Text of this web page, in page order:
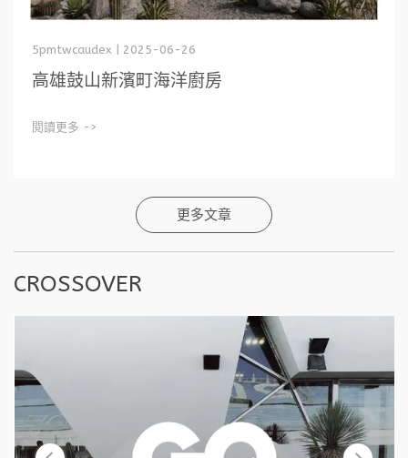
5pmtwcaudex | 2025-06-26
高雄鼓山新濱町海洋廚房
閱讀更多 ->
更多文章
CROSSOVER